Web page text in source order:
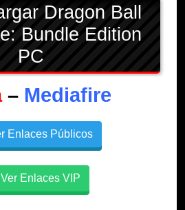
Dragon Ball
Bundle Edition
PC
– Mediafire
Enlaces Públicos
Ver Enlaces VIP